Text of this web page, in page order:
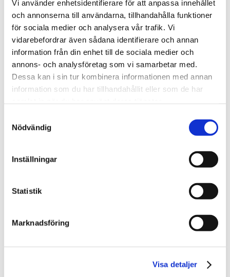
Vi använder enhetsidentifierare för att anpassa innehållet
och annonserna till användarna, tillhandahålla funktioner
för sociala medier och analysera vår trafik. Vi
vidarebefordrar även sådana identifierare och annan
information från din enhet till de sociala medier och
annons- och analysföretag som vi samarbetar med.
Dessa kan i sin tur kombinera informationen med annan
information som du har tillhandahållit eller som de har
Nödvändig
Inställningar
Statistik
Marknadsföring
Visa detaljer